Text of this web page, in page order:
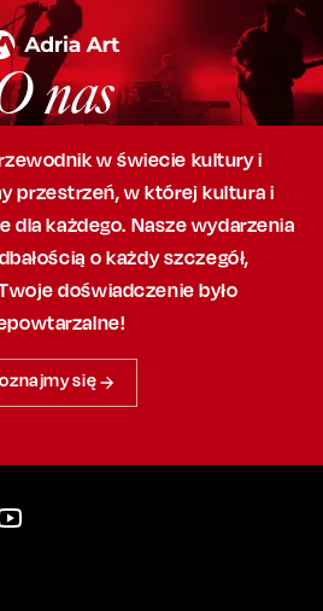
nas
w świecie kultury i
przestrzeń,w której kultura i
dla każdego. Nasze wydarzenia
o każdy szczegół,
doświadczenie było
się